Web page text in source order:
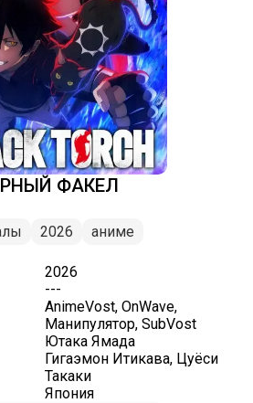
ФАКЕЛ
2026 аниме
2026
---
AnimeVost, OnWave,
Манипулятор, SubVost
Ютака Ямада
Гигаэмон Итикава, Цуёси
Такаки
Япония